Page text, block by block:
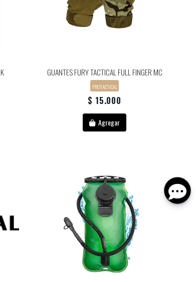
GUANTES FURY TACTICAL FULL FINGER MC
PROTACTICAL
$ 15.000
Agregar